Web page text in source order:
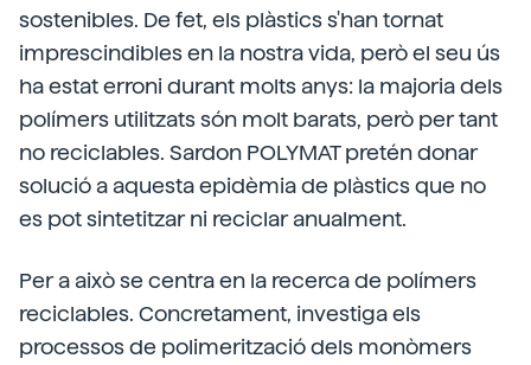
sostenibles. De fet, els plàstics s'han tornat
imprescindibles en la nostra vida, però el seu ús
ha estat erroni durant molts anys: la majoria dels
polímers utilitzats són molt barats, però per tant
no reciclables. Sardon POLYMAT pretén donar
solució a aquesta epidèmia de plàstics que no
es pot sintetitzar ni reciclar anualment.
Per a això se centra en la recerca de polímers
reciclables. Concretament, investiga els
processos de polimerització dels monòmers